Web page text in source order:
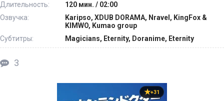
Длительность:
120 мин. / 02:00
Озвучка:
Karipso, XDUB DORAMA, Nravel, KingFox &
KIMWO, Kumao group
Субтитры:
Magicians, Eternity, Doranime, Eternity
3
+31